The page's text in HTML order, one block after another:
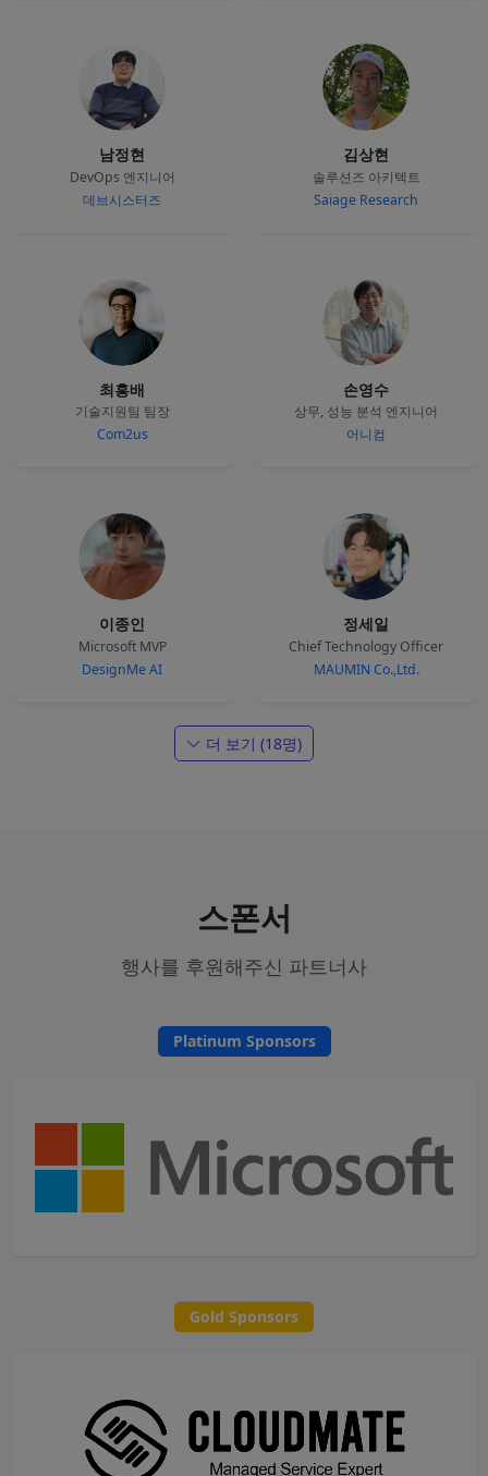
남정현
DevOps 엔지니어
데브시스터즈
김상현
솔루션즈 아키텍트
Saiage Research
최흥배
기술지원팀 팀장
Com2us
손영수
상무, 성능 분석 엔지니어
어니컴
이종인
Microsoft MVP
DesignMe AI
정세일
Chief Technology Officer
MAUMIN Co.,Ltd.
더 보기 (18명)
스폰서
행사를 후원해주신 파트너사
Platinum Sponsors
Gold Sponsors